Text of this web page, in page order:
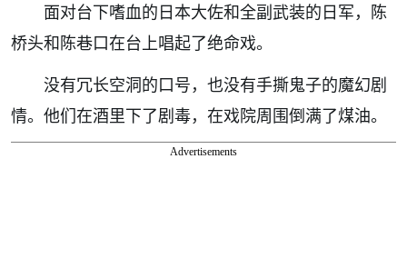
面对台下嗜血的日本大佐和全副武装的日军，陈
桥头和陈巷口在台上唱起了绝命戏。
没有冗长空洞的口号，也没有手撕鬼子的魔幻剧
情。他们在酒里下了剧毒，在戏院周围倒满了煤油。
Advertisements